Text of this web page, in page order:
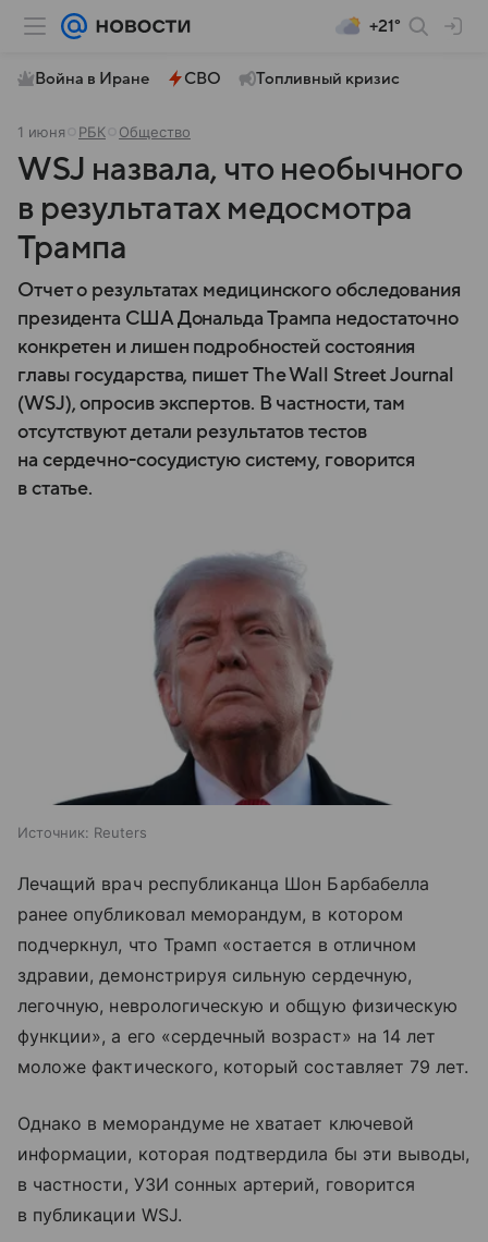
+21°
Война в Иране СВО Топливный кризис
1 июня РБК Общество
WSJ назвала, что необычного
в результатах медосмотра
Трампа
Отчет о результатах медицинского обследования
президента США Дональда Трампа недостаточно
конкретен и лишен подробностей состояния
главы государства, пишет The Wall Street Journal
(WSJ), опросив экспертов. В частности, там
отсутствуют детали результатов тестов
на сердечно-сосудистую систему, говорится
в статье.
Источник: Reuters
Лечащий врач республиканца Шон Барбабелла
ранее опубликовал меморандум, в котором
подчеркнул, что Трамп «остается в отличном
здравии, демонстрируя сильную сердечную,
легочную, неврологическую и общую физическую
функции», а его «сердечный возраст» на 14 лет
моложе фактического, который составляет 79 лет.
Однако в меморандуме не хватает ключевой
информации, которая подтвердила бы эти выводы,
в частности, УЗИ сонных артерий, говорится
в публикации WSJ.